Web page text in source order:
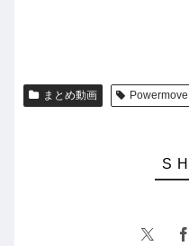
まとめ動画 Powermove